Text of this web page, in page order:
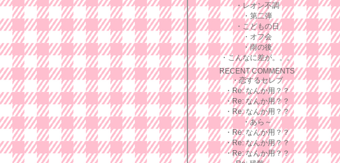
・レオン不調
・ 第二弾
・ こどもの日
・ オフ会
・雨の後
・こんなに差が。。。
RECENT COMMENTS
・恋するセレブ
・Re: なんか用？？
・Re: なんか用？？
・ Re: なんか用？？
・あら～
・ Re: なんか用？？
・Re: なんか用？？
・Re: なんか用？？